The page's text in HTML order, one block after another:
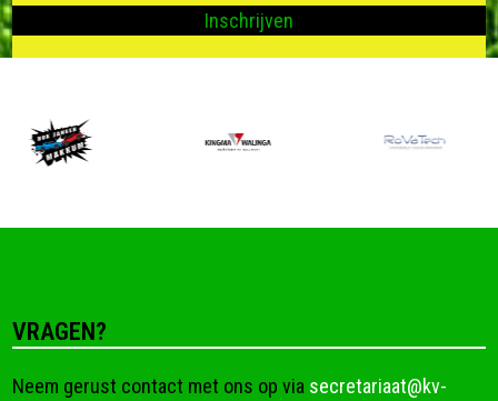
Inschrijven
VRAGEN?
Neem gerust contact met ons op via secretariaat@kv-